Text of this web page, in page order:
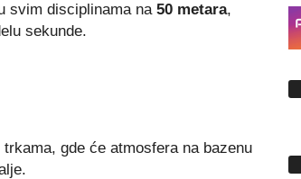
svim disciplinama na 50 metara,
sekunde.
gde će atmosfera na bazenu